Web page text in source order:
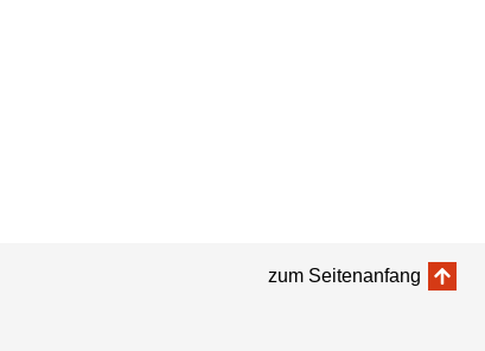
zum Seitenanfang